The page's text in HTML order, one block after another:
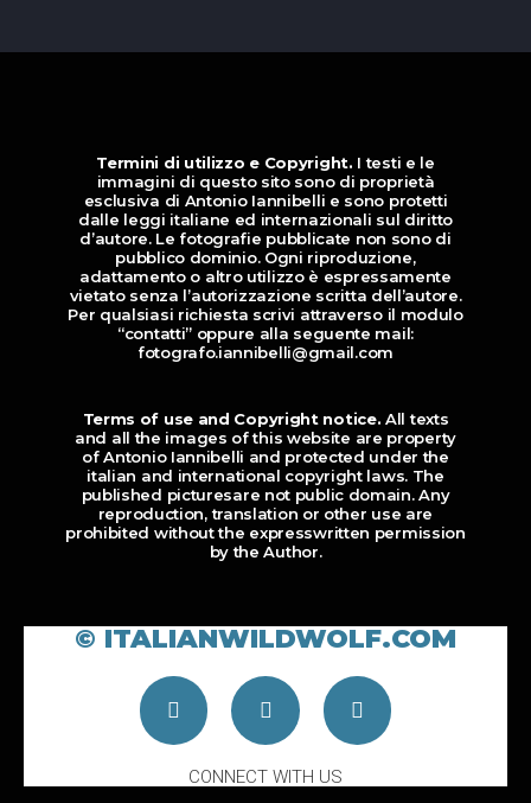
Termini di utilizzo e Copyright. I testi e le
immagini di questo sito sono di proprietà
esclusiva di Antonio Iannibelli e sono protetti
dalle leggi italiane ed internazionali sul diritto
d’autore. Le fotografie pubblicate non sono di
pubblico dominio. Ogni riproduzione,
adattamento o altro utilizzo è espressamente
vietato senza l’autorizzazione scritta dell’autore.
Per qualsiasi richiesta scrivi attraverso il modulo
“contatti” oppure alla seguente mail:
fotografo.iannibelli@gmail.com
Terms of use and Copyright notice. All texts
and all the images of this website are property
of Antonio Iannibelli and protected under the
italian and international copyright laws. The
published picturesare not public domain. Any
reproduction, translation or other use are
prohibited without the expresswritten permission
by the Author.
© ITALIANWILDWOLF.COM
CONNECT WITH US